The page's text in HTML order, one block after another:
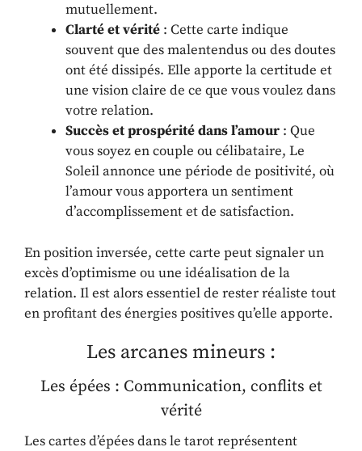
mutuellement.
Clarté et vérité : Cette carte indique
souvent que des malentendus ou des doutes
ont été dissipés. Elle apporte la certitude et
une vision claire de ce que vous voulez dans
votre relation.
Succès et prospérité dans l’amour : Que
vous soyez en couple ou célibataire, Le
Soleil annonce une période de positivité, où
l’amour vous apportera un sentiment
d’accomplissement et de satisfaction.
En position inversée, cette carte peut signaler un
excès d’optimisme ou une idéalisation de la
relation. Il est alors essentiel de rester réaliste tout
en profitant des énergies positives qu’elle apporte.
Les arcanes mineurs :
Les épées : Communication, conflits et
vérité
Les cartes d’épées dans le tarot représentent